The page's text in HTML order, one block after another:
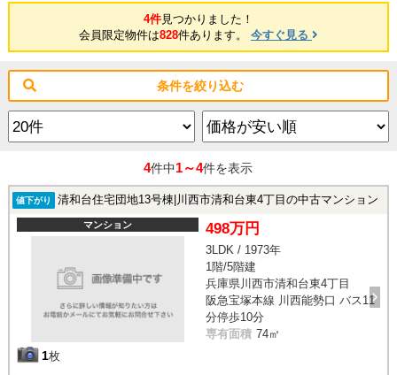
4件見つかりました！
会員限定物件は828件あります。 今すぐ見る
条件を絞り込む
4件中1～4件を表示
値下がり 清和台住宅団地13号棟|川西市清和台東4丁目の中古マンション
マンション
1枚
498万円
3LDK / 1973年
1階/5階建
兵庫県川西市清和台東4丁目
阪急宝塚本線 川西能勢口 バス11
分停歩10分
専有面積 74㎡